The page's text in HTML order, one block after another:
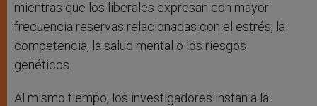
mientras que los liberales expresan con mayor
frecuencia reservas relacionadas con el estrés, la
competencia, la salud mental o los riesgos
genéticos.
Al mismo tiempo, los investigadores instan a la